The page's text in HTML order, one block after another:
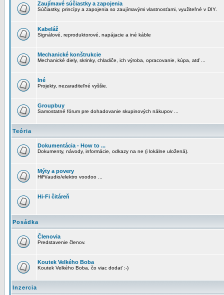
Zaujímavé súčiastky a zapojenia
Súčiastky, princípy a zapojenia so zaujímavými vlastnosťami, využiteľné v DIY.
Kabeláž
Signálové, reproduktorové, napájacie a iné káble
Mechanické konštrukcie
Mechanické diely, skrinky, chladiče, ich výroba, opracovanie, kúpa, atď ...
Iné
Projekty, nezaraditeľné vyššie.
Groupbuy
Samostatné fórum pre dohadovanie skupinových nákupov ...
Teória
Dokumentácia - How to ...
Dokumenty, návody, informácie, odkazy na ne (i lokálne uložená).
Mýty a povery
HiFi/audio/elektro voodoo ...
Hi-Fi čitáreň
Posádka
Členovia
Predstavenie členov.
Koutek Velkého Boba
Koutek Velkého Boba, čo viac dodať :-)
Inzercia